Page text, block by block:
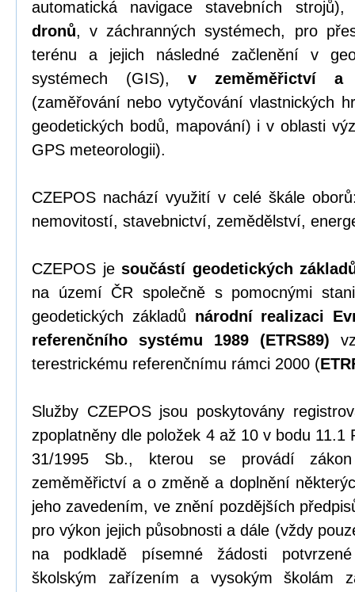
automatická navigace stavebních
dronů, v záchranných systémech, pro
terénu a jejich následné začlenění v
systémech (GIS), v zeměměřictví a
(zaměřování nebo vytyčování vlastnických
geodetických bodů, mapování) i v oblasti
GPS meteorologii).
CZEPOS nachází využití v celé škále
nemovitostí, stavebnictví, zemědělství,
CZEPOS jesoučástí geodetických
na území ČR společně s pomocnými
geodetických základů národní realizaci
referenčního systému 1989 (ETRS89)
terestrickému referenčnímu rámci 2000 (
Služby CZEPOS jsou poskytovány
zpoplatněny dle položek 4 až 10 v bodu 11.1
31/1995 Sb., kterou se provádí
zeměměřictví a o změně a doplnění
jeho zavedením, ve znění pozdějších
pro výkon jejich působnosti a dále (vždy
na podkladě písemné žádosti
školským zařízením a vysokým školám